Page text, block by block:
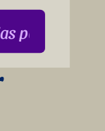
por su